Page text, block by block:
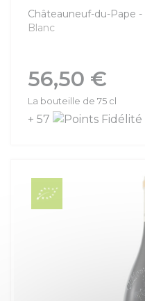
Châteauneuf-du-Pape
Blanc
Prix
56,50 €
La bouteille de 75 cl
+ 57